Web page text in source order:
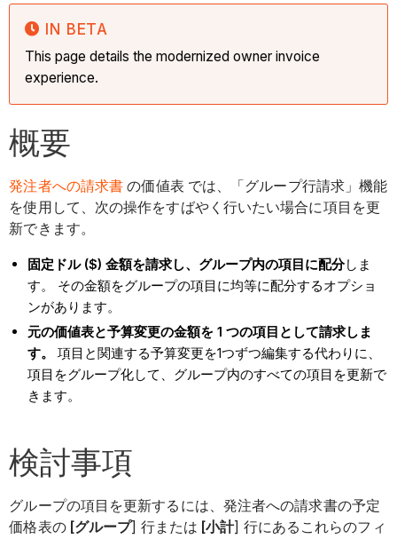
IN BETA
This page details the modernized owner invoice
experience.
概要
発注者への請求書 の価値表 では、「グループ行請求」機能
を使用して、次の操作をすばやく行いたい場合に項目を更
新できます。
固定ドル ($) 金額を請求し、グループ内の項目に配分しま
す。 その金額をグループの項目に均等に配分するオプショ
ンがあります。
元の価値表と予算変更の金額を 1 つの項目として請求しま
す。
項目と関連する予算変更を1つずつ編集する代わりに、
項目をグループ化して、グループ内のすべての項目を更新で
きます。
検討事項
グループの項目を更新するには、発注者への請求書の予定
価格表の [グループ] 行または [小計] 行にあるこれらのフィ